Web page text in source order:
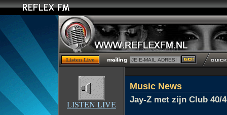
LISTEN LIVE
Music News
Jay-Z met zijn Club 40/